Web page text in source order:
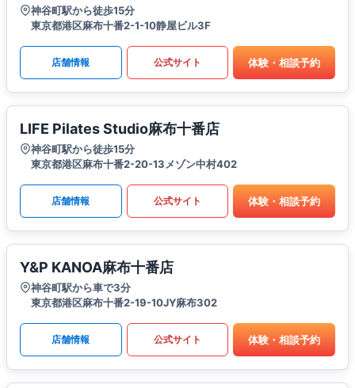
神谷町駅から徒歩15分
東京都港区麻布十番2-1-10静屋ビル3F
店舗情報 公式サイト 体験・相談予約
LIFE Pilates Studio麻布十番店
神谷町駅から徒歩15分
東京都港区麻布十番2-20-13メゾン中村402
店舗情報 公式サイト 体験・相談予約
Y&P KANOA麻布十番店
神谷町駅から車で3分
東京都港区麻布十番2-19-10JY麻布302
店舗情報 公式サイト 体験・相談予約